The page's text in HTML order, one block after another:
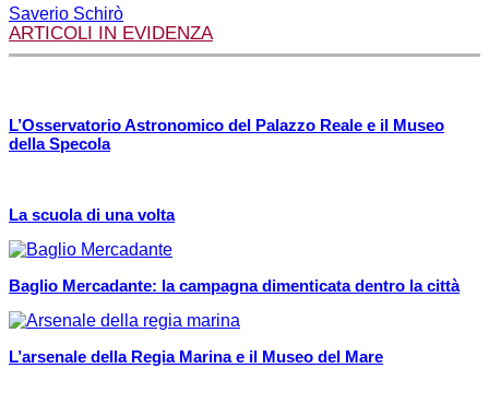
Saverio Schirò
ARTICOLI IN EVIDENZA
L’Osservatorio Astronomico del Palazzo Reale e il Museo
della Specola
La scuola di una volta
Baglio Mercadante: la campagna dimenticata dentro la città
L’arsenale della Regia Marina e il Museo del Mare